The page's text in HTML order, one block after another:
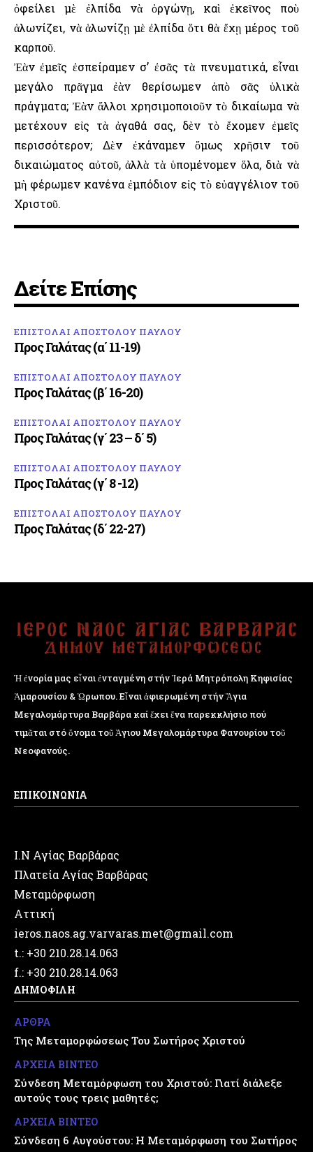
ὀφείλει μὲ ἐλπίδα νὰ ὀργώνῃ, καὶ ἐκεῖνος ποὺ
ἁλωνίζει, νὰ ἁλωνίζῃ μὲ ἐλπίδα ὅτι θὰ ἔχῃ μέρος τοῦ
καρποῦ.
Ἐὰν ἐμεῖς ἐσπείραμεν σ’ ἐσᾶς τὰ πνευματικά, εἶναι
μεγάλο πρᾶγμα ἐὰν θερίσωμεν ἀπὸ σᾶς ὑλικὰ
πράγματα; Ἐὰν ἄλλοι χρησιμοποιοῦν τὸ δικαίωμα νὰ
μετέχουν εἰς τὰ ἀγαθά σας, δὲν τὸ ἔχομεν ἐμεῖς
περισσότερον; Δὲν ἐκάναμεν ὅμως χρῆσιν τοῦ
δικαιώματος αὐτοῦ, ἀλλὰ τὰ ὑπομένομεν ὅλα, διὰ νὰ
μὴ φέρωμεν κανένα ἐμπόδιον εἰς τὸ εὐαγγέλιον τοῦ
Χριστοῦ.
Δείτε Επίσης
ΕΠΙΣΤΟΛΑΙ ΑΠΟΣΤΟΛΟΥ ΠΑΥΛΟΥ
Προς Γαλάτας (α΄ 11-19)
ΕΠΙΣΤΟΛΑΙ ΑΠΟΣΤΟΛΟΥ ΠΑΥΛΟΥ
Προς Γαλάτας (β΄ 16-20)
ΕΠΙΣΤΟΛΑΙ ΑΠΟΣΤΟΛΟΥ ΠΑΥΛΟΥ
Προς Γαλάτας (γ΄ 23 – δ΄ 5)
ΕΠΙΣΤΟΛΑΙ ΑΠΟΣΤΟΛΟΥ ΠΑΥΛΟΥ
Προς Γαλάτας (γ΄ 8 -12)
ΕΠΙΣΤΟΛΑΙ ΑΠΟΣΤΟΛΟΥ ΠΑΥΛΟΥ
Προς Γαλάτας (δ΄ 22-27)
Ἡ ἐνορία μας εἶναι ἐνταγμένη στήν Ἱερά Μητρόπολη Κηφισίας
Ἁμαρουσίου & Ὠρωπου. Εἶναι ἀφιερωμένη στήν Ἅγια
Μεγαλομάρτυρα Βαρβάρα καί ἔχει ἕνα παρεκκλήσιο πού
τιμᾶται στό ὄνομα τοῦ Ἁγιου Μεγαλομάρτυρα Φανουρίου τοῦ
Νεοφανούς.
ΕΠΙΚΟΙΝΩΝΙΑ
Ι.Ν Αγίας Βαρβάρας
Πλατεία Αγίας Βαρβάρας
Μεταμόρφωση
Αττική
ieros.naos.ag.varvaras.met@gmail.com
t.: +30 210.28.14.063
f.: +30 210.28.14.063
ΔΗΜΟΦΙΛΗ
ΑΡΘΡΑ
Της Μεταμορφώσεως Του Σωτήρος Χριστού
ΑΡΧΕΙΑ ΒΙΝΤΕΟ
Σύνδεση Μεταμόρφωση του Χριστού: Γιατί διάλεξε
αυτούς τους τρεις μαθητές;
ΑΡΧΕΙΑ ΒΙΝΤΕΟ
Σύνδεση 6 Αυγούστου: Η Μεταμόρφωση του Σωτήρος